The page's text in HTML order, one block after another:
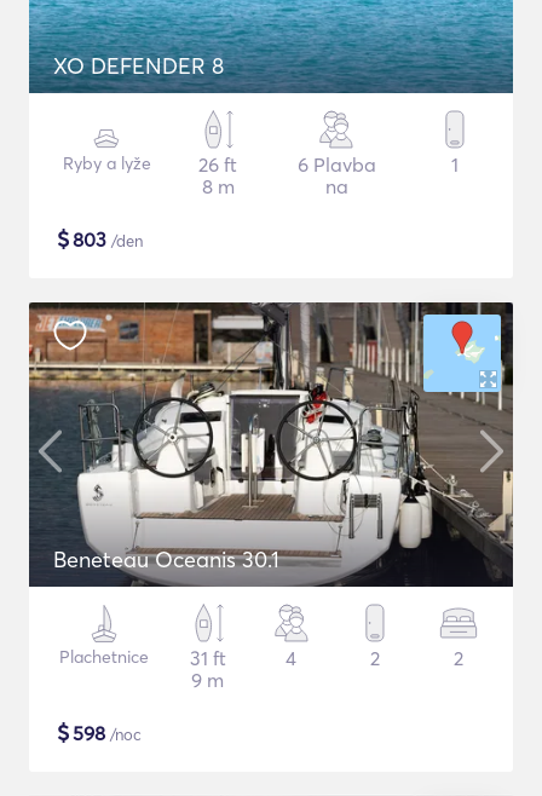
XO DEFENDER 8
Ryby a lyže
26 ft
8 m
6 Plavba
na
1
$803 /den
Beneteau Oceanis 30.1
Plachetnice
31 ft
9 m
4 2 2
$598 /noc